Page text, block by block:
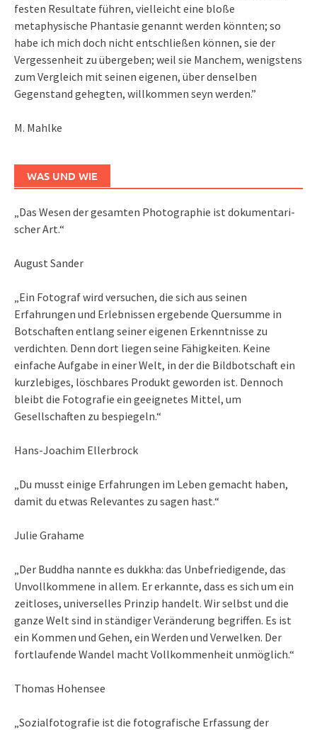
festen Resultate führen, vielleicht eine bloße
metaphysische Phantasie genannt werden könnten; so
habe ich mich doch nicht entschließen können, sie der
Vergessenheit zu übergeben; weil sie Manchem, wenigstens
zum Vergleich mit seinen eigenen, über denselben
Gegenstand gehegten, willkommen seyn werden.”
M. Mahlke
WAS UND WIE
„Das We­sen der ge­sam­ten Pho­to­gra­phie ist do­ku­men­ta­ri­
scher Art.“
August Sander
„Ein Fotograf wird versuchen, die sich aus seinen
Erfahrungen und Erlebnissen ergebende Quersumme in
Botschaften entlang seiner eigenen Erkenntnisse zu
verdichten. Denn dort liegen seine Fähigkeiten. Keine
einfache Aufgabe in einer Welt, in der die Bildbotschaft ein
kurzlebiges, löschbares Produkt geworden ist. Dennoch
bleibt die Fotografie ein geeignetes Mittel, um
Gesellschaften zu bespiegeln.“
Hans-Joachim Ellerbrock
„Du musst einige Erfahrungen im Leben gemacht haben,
damit du etwas Relevantes zu sagen hast.“
Julie Grahame
„Der Buddha nannte es dukkha: das Unbefriedigende, das
Unvollkommene in allem. Er erkannte, dass es sich um ein
zeitloses, universelles Prinzip handelt. Wir selbst und die
ganze Welt sind in ständiger Veränderung begriffen. Es ist
ein Kommen und Gehen, ein Werden und Verwelken. Der
fortlaufende Wandel macht Vollkommenheit unmöglich.“
Thomas Hohensee
„Sozialfotografie ist die fotografische Erfassung der